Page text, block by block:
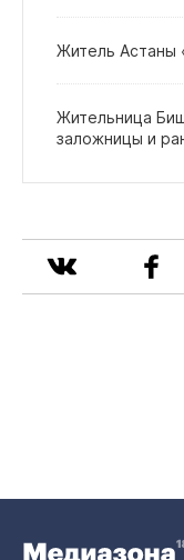
Житель Астаны
Жительница
заложницы и